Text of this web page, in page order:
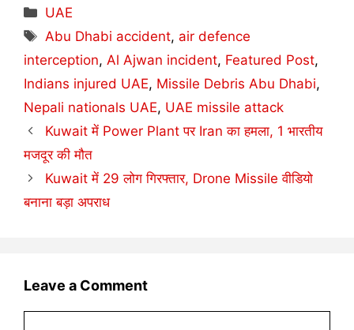
Categories
UAE
Tags
Abu Dhabi accident, air defence
interception, Al Ajwan incident, Featured Post,
Indians injured UAE, Missile Debris Abu Dhabi,
Nepali nationals UAE, UAE missile attack
Kuwait में Power Plant पर Iran का हमला, 1 भारतीय
मजदूर की मौत
Kuwait में 29 लोग गिरफ्तार, Drone Missile वीडियो
बनाना बड़ा अपराध
Leave a Comment